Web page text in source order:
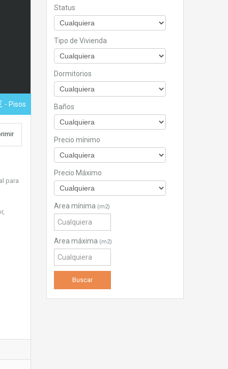
- Pisos
para
Status
Tipo de Vivienda
Dormitorios
Baños
Precio mínimo
Precio Máximo
Area mínima (m2)
Area máxima (m2)